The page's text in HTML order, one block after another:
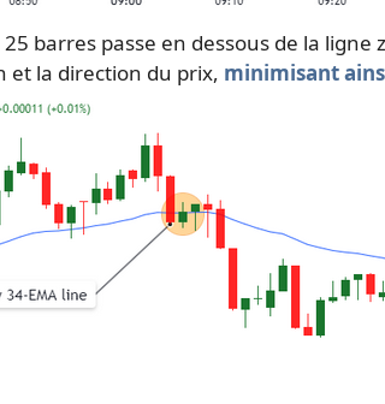
barres passe en dessous de la
et la direction du prix, minimisant